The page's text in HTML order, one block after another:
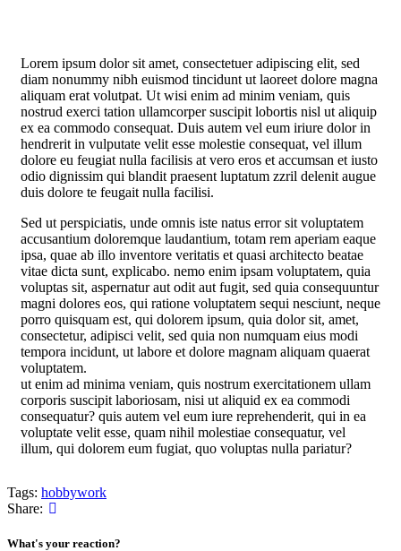
Lorem ipsum dolor sit amet, consectetuer adipiscing elit, sed
diam nonummy nibh euismod tincidunt ut laoreet dolore magna
aliquam erat volutpat. Ut wisi enim ad minim veniam, quis
nostrud exerci tation ullamcorper suscipit lobortis nisl ut aliquip
ex ea commodo consequat. Duis autem vel eum iriure dolor in
hendrerit in vulputate velit esse molestie consequat, vel illum
dolore eu feugiat nulla facilisis at vero eros et accumsan et iusto
odio dignissim qui blandit praesent luptatum zzril delenit augue
duis dolore te feugait nulla facilisi.
Sed ut perspiciatis, unde omnis iste natus error sit voluptatem
accusantium doloremque laudantium, totam rem aperiam eaque
ipsa, quae ab illo inventore veritatis et quasi architecto beatae
vitae dicta sunt, explicabo. nemo enim ipsam voluptatem, quia
voluptas sit, aspernatur aut odit aut fugit, sed quia consequuntur
magni dolores eos, qui ratione voluptatem sequi nesciunt, neque
porro quisquam est, qui dolorem ipsum, quia dolor sit, amet,
consectetur, adipisci velit, sed quia non numquam eius modi
tempora incidunt, ut labore et dolore magnam aliquam quaerat
voluptatem.
ut enim ad minima veniam, quis nostrum exercitationem ullam
corporis suscipit laboriosam, nisi ut aliquid ex ea commodi
consequatur? quis autem vel eum iure reprehenderit, qui in ea
voluptate velit esse, quam nihil molestiae consequatur, vel
illum, qui dolorem eum fugiat, quo voluptas nulla pariatur?
Tags: hobbywork
Share:
What's your reaction?